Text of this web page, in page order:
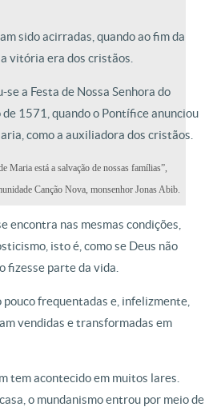
sido acirradas, quando ao fim da
vitória era dos cristãos.
a Festa de Nossa Senhora do
1571, quando o Pontífice anunciou
como a auxiliadora dos cristãos.
Maria está a salvação de nossas famílias”,
Canção Nova, monsenhor Jonas Abib.
encontra nas mesmas condições,
isto é, como se Deus não
fizesse parte da vida.
pouco frequentadas e, infelizmente,
vendidas e transformadas em
tem acontecido em muitos lares.
o mundanismo entrou por meio de